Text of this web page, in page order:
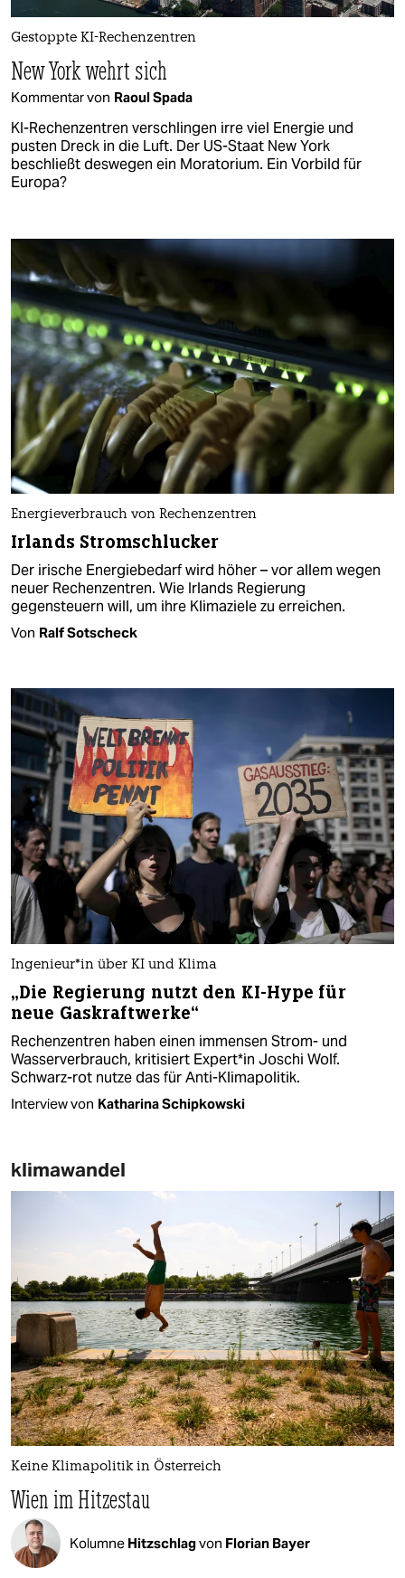
Gestoppte KI-Rechenzentren
New York wehrt sich
Kommentar von Raoul Spada
KI-Rechenzentren verschlingen irre viel Energie und
pusten Dreck in die Luft. Der US-Staat New York
beschließt deswegen ein Moratorium. Ein Vorbild für
Europa?
Energieverbrauch von Rechenzentren
Irlands Stromschlucker
Der irische Energiebedarf wird höher – vor allem wegen
neuer Rechenzentren. Wie Irlands Regierung
gegensteuern will, um ihre Klimaziele zu erreichen.
Von Ralf Sotscheck
In­ge­nieu­r*in über KI und Klima
„Die Regierung nutzt den KI-Hype für
neue Gaskraftwerke“
Rechenzentren haben einen immensen Strom- und
Wasserverbrauch, kritisiert Ex­per­t*in Joschi Wolf.
Schwarz-rot nutze das für Anti-Klimapolitik.
Interview von Katharina Schipkowski
klimawandel
Keine Klimapolitik in Österreich
Wien im Hitzestau
Kolumne Hitzschlagvon Florian Bayer